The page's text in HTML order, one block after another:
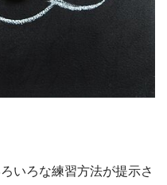
いろな練習方法が提示さ